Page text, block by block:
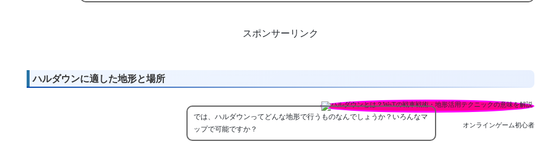
スポンサーリンク
ハルダウンに適した地形と場所
オンラインゲーム初心者
では、ハルダウンってどんな地形で行うものなんでしょうか？いろんなマ
ップで可能ですか？